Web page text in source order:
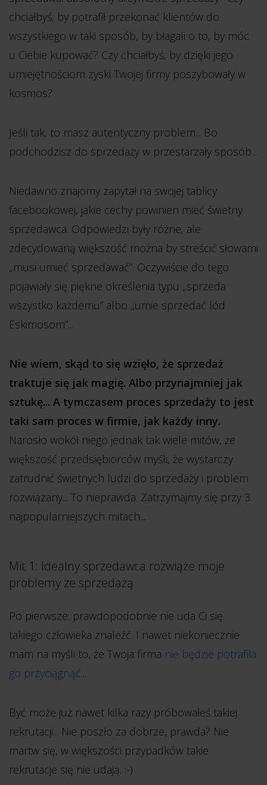
chciałbyś, by potrafił przekonać klientów do
wszystkiego w taki sposób, by błagali o to, by móc
u Ciebie kupować? Czy chciałbyś, by dzięki jego
umiejętnościom zyski Twojej firmy poszybowały w
kosmos?
Jeśli tak, to masz autentyczny problem... Bo
podchodzisz do sprzedaży w przestarzały sposób...
Niedawno znajomy zapytał na swojej tablicy
facebookowej, jakie cechy powinien mieć świetny
sprzedawca. Odpowiedzi były różne, ale
zdecydowaną większość można by streścić słowami
„musi umieć sprzedawać”. Oczywiście do tego
pojawiały się piękne określenia typu „sprzeda
wszystko każdemu” albo „umie sprzedać lód
Eskimosom”...
Nie wiem, skąd to się wzięło, że sprzedaż
traktuje się jak magię. Albo przynajmniej jak
sztukę... A tymczasem proces sprzedaży to jest
taki sam proces w firmie, jak każdy inny.
Narosło wokół niego jednak tak wiele mitów, że
większość przedsiębiorców myśli, że wystarczy
zatrudnić świetnych ludzi do sprzedaży i problem
rozwiązany... To nieprawda. Zatrzymajmy się przy 3
najpopularniejszych mitach...
Mit 1: Idealny sprzedawca rozwiąże moje
problemy ze sprzedażą
Po pierwsze: prawdopodobnie nie uda Ci się
takiego człowieka znaleźć. I nawet niekoniecznie
mam na myśli to, że Twoja firma nie będzie potrafiła
go przyciągnąć...
Być może już nawet kilka razy próbowałeś takiej
rekrutacji... Nie poszło za dobrze, prawda? Nie
martw się, w większości przypadków takie
rekrutacje się nie udają. :-)